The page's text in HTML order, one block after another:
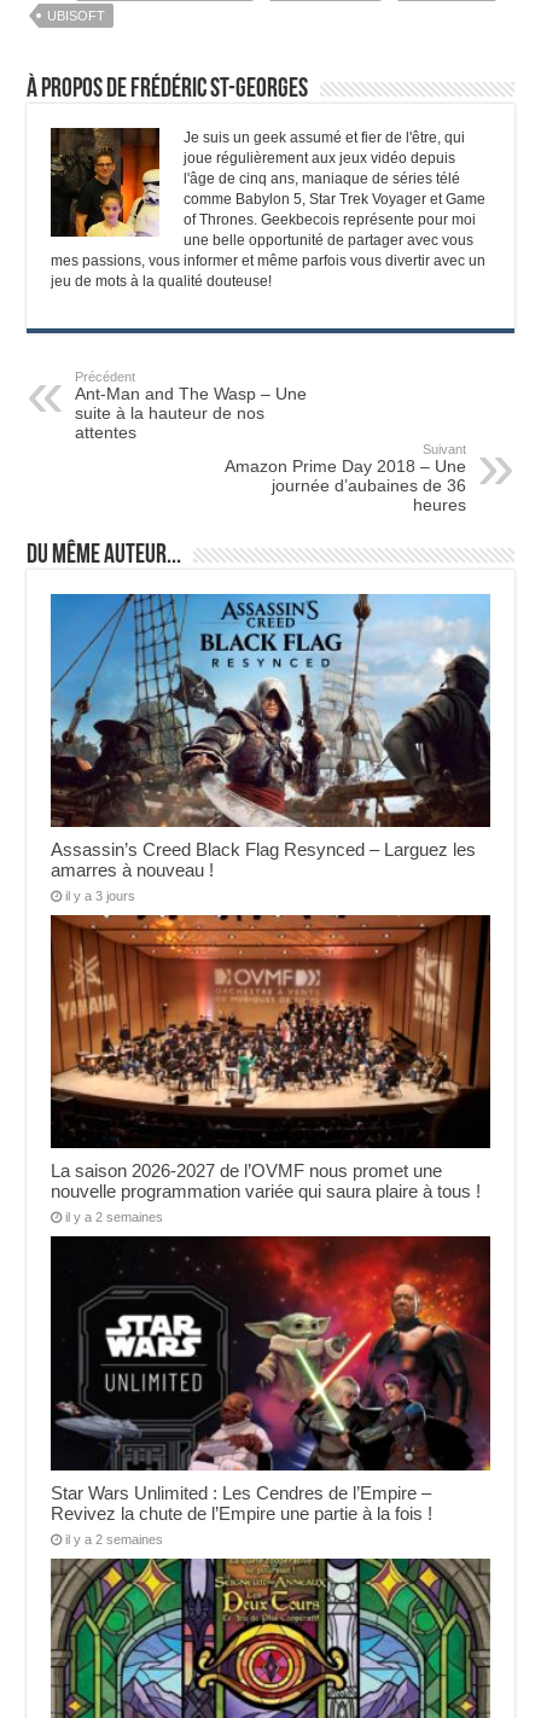
UBISOFT
À propos de Frédéric St-Georges
Je suis un geek assumé et fier de l'être, qui
joue régulièrement aux jeux vidéo depuis
l'âge de cinq ans, maniaque de séries télé
comme Babylon 5, Star Trek Voyager et Game
of Thrones. Geekbecois représente pour moi
une belle opportunité de partager avec vous
mes passions, vous informer et même parfois vous divertir avec un
jeu de mots à la qualité douteuse!
Précédent
Ant-Man and The Wasp – Une
suite à la hauteur de nos
attentes
Suivant
Amazon Prime Day 2018 – Une
journée d’aubaines de 36
heures
Du même auteur...
Assassin’s Creed Black Flag Resynced – Larguez les
amarres à nouveau !
il y a 3 jours
La saison 2026-2027 de l’OVMF nous promet une
nouvelle programmation variée qui saura plaire à tous !
il y a 2 semaines
Star Wars Unlimited : Les Cendres de l’Empire –
Revivez la chute de l’Empire une partie à la fois !
il y a 2 semaines